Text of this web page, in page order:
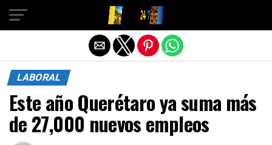
LABORAL
Este año Querétaro ya suma más
de 27,000 nuevos empleos
Salir de la versión móvil